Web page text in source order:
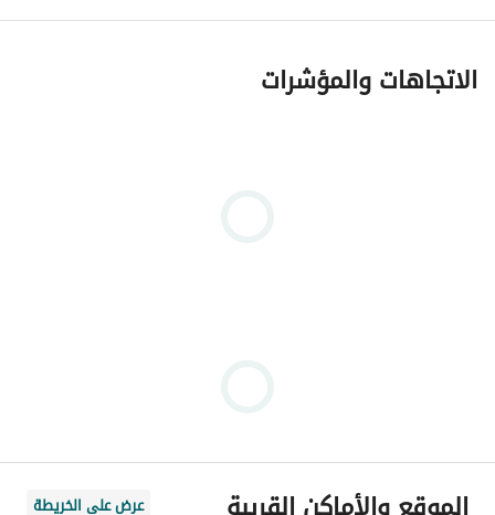
الاتجاهات والمؤشرات
عرض على الخريطة